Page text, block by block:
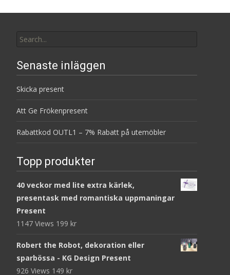
for:
Senaste inläggen
Skicka present
Att Ge Frökenpresent
Rabattkod OUTL1 – 7% Rabatt på utemöbler
Topp produkter
40 veckor med lite extra kärlek,
presentask med romantiska uppmaningar
Present
1147 Views 199 kr
Robert the Robot, dekoration eller
sparbössa - KG Design Present
926 Views 149 kr